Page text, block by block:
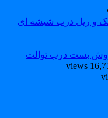
و ریل درب شیشه ای
بست درب توالت